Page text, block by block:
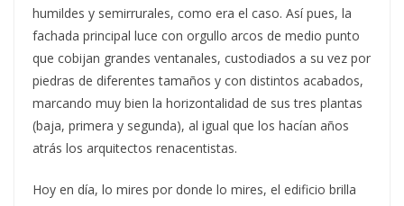
humildes y semirrurales, como era el caso. Así pues, la
fachada principal luce con orgullo arcos de medio punto
que cobijan grandes ventanales, custodiados a su vez por
piedras de diferentes tamaños y con distintos acabados,
marcando muy bien la horizontalidad de sus tres plantas
(baja, primera y segunda), al igual que los hacían años
atrás los arquitectos renacentistas.
Hoy en día, lo mires por donde lo mires, el edificio brilla